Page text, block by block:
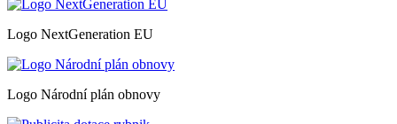
Logo NextGeneration EU
Logo Národní plán obnovy